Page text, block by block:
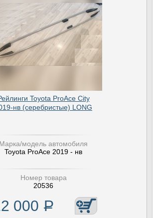
Toyota ProAce City
нв (серебристые) LONG
Марка/модель автомобиля
Toyota ProAce 2019 - нв
Номер товара
20536
000 Р